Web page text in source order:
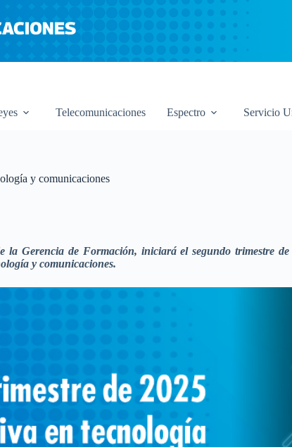
Telecomunicaciones Espectro Servicio
y comunicaciones
Gerencia de Formación, iniciará el segundo trimestre
y comunicaciones.